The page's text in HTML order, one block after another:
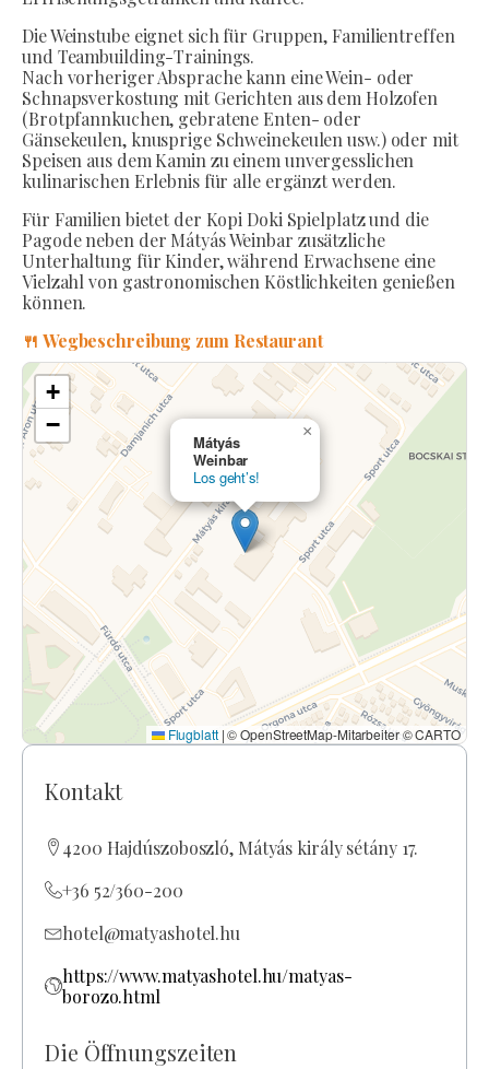
Die Weinstube eignet sich für Gruppen, Familientreffen
und Teambuilding-Trainings.
Nach vorheriger Absprache kann eine Wein- oder
Schnapsverkostung mit Gerichten aus dem Holzofen
(Brotpfannkuchen, gebratene Enten- oder
Gänsekeulen, knusprige Schweinekeulen usw.) oder mit
Speisen aus dem Kamin zu einem unvergesslichen
kulinarischen Erlebnis für alle ergänzt werden.
Für Familien bietet der Kopi Doki Spielplatz und die
Pagode neben der Mátyás Weinbar zusätzliche
Unterhaltung für Kinder, während Erwachsene eine
Vielzahl von gastronomischen Köstlichkeiten genießen
können.
🍴 Wegbeschreibung zum Restaurant
Mátyás
Weinbar
Los geht’s!
×
+
−
Flugblatt |© OpenStreetMap-Mitarbeiter © CARTO
Kontakt
4200 Hajdúszoboszló, Mátyás király sétány 17.
+36 52/360-200
hotel@matyashotel.hu
https://www.matyashotel.hu/matyas-
borozo.html
Die Öffnungszeiten